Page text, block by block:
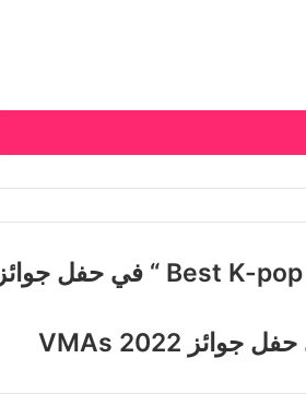
فازت ليسا من بلاك بينك بجائزة أفضل كيبوب” Best K-pop “ في حفل جوائز